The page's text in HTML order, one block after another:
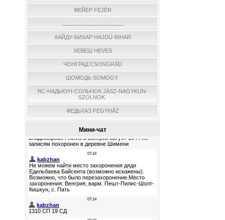
ФЕЙЕР FEJÉR
ХАЙДУ-БИХАР HAJDÚ-BIHAR
ХЕВЕШ HEVES
ЧОНГРАД CSONGRÁD
ШОМОДЬ SOMOGY.
ЯС-НАДЬКУН-СОЛЬНОК JÁSZ-NAGYKUN-
SZOLNOK.
ФЕДЬХАЗ FEGYHÁZ
Мини-чат